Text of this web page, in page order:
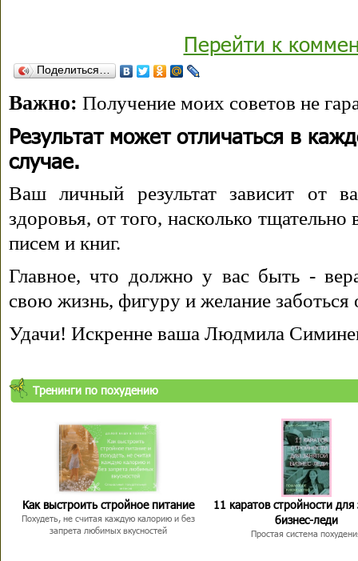
Перейти к
Поделиться…
Важно: Получение моих советов не
Результат может отличаться в
случае.
Ваш личный результат зависит от
здоровья, от того, насколько
писем и книг.
Главное, что должно у вас быть -
свою жизнь, фигуру и желание заботься
Удачи! Искренне ваша Людмила
Тренинги по похудению
Как выстроить стройное питание
Похудеть, не считая каждую калорию и без
запрета любимых вкусностей
11 каратов стройности для
бизнес-леди
Простая система